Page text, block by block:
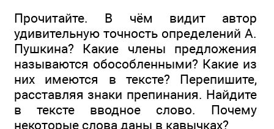
Прочитайте. В чём видит автор
удивительную точность определений А.
Пушкина? Какие члены предложения
называются обособленными? Какие из
них имеются в тексте? Перепишите,
расставляя знаки препинания. Найдите
в тексте вводное слово. Почему
некоторые слова даны в кавычках?